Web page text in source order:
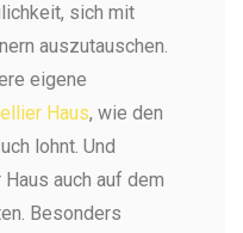
sich mit
auszutauschen.
eigene
Haus, wie den
lohnt. Und
auch auf dem
Besonders